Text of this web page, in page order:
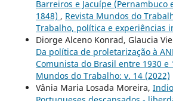
Barreiros e Jacuípe (Pernambuco
1848) , Revista Mundos do
Trabalho, política e experiências
Diorge Alceno Konrad, Glaucia
Da política de proletarização à
Comunista do Brasil entre 1930 e
Mundos do Trabalho: v. 14 (2022)
Vânia Maria Losada Moreira,